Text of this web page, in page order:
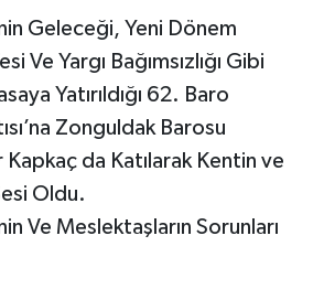
Geleceği, Yeni Dönem
Ve Yargı Bağımsızlığı Gibi
Yatırıldığı 62. Baro
Zonguldak Barosu
Kapkaç da Katılarak Kentin ve
Oldu.
Ve Meslektaşların Sorunları